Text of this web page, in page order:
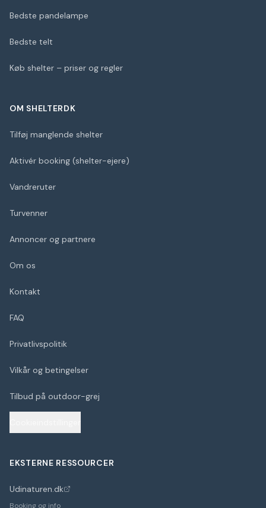
Bedste pandelampe
Bedste telt
Køb shelter – priser og regler
OM SHELTERDK
Tilføj manglende shelter
Aktivér booking (shelter-ejere)
Vandreruter
Turvenner
Annoncer og partnere
Om os
Kontakt
FAQ
Privatlivspolitik
Vilkår og betingelser
Tilbud på outdoor-grej
EKSTERNE RESSOURCER
Udinaturen.dk
(åbner i nyt faneblad)
Booking og info